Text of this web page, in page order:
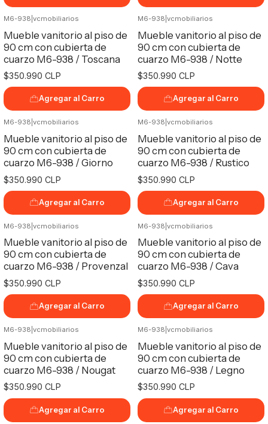
M6-938 vcmobiliarios
Mueble vanitorio al piso de
90 cm con cubierta de
cuarzo M6-938 / Toscana
$350.990 CLP
Agregar al Carro
M6-938 vcmobiliarios
Mueble vanitorio al piso de
90 cm con cubierta de
cuarzo M6-938 / Notte
$350.990 CLP
Agregar al Carro
M6-938 vcmobiliarios
Mueble vanitorio al piso de
90 cm con cubierta de
cuarzo M6-938 / Giorno
$350.990 CLP
Agregar al Carro
M6-938 vcmobiliarios
Mueble vanitorio al piso de
90 cm con cubierta de
cuarzo M6-938 / Rustico
$350.990 CLP
Agregar al Carro
M6-938 vcmobiliarios
Mueble vanitorio al piso de
90 cm con cubierta de
cuarzo M6-938 / Provenzal
$350.990 CLP
Agregar al Carro
M6-938 vcmobiliarios
Mueble vanitorio al piso de
90 cm con cubierta de
cuarzo M6-938 / Cava
$350.990 CLP
Agregar al Carro
M6-938 vcmobiliarios
Mueble vanitorio al piso de
90 cm con cubierta de
cuarzo M6-938 / Nougat
$350.990 CLP
Agregar al Carro
M6-938 vcmobiliarios
Mueble vanitorio al piso de
90 cm con cubierta de
cuarzo M6-938 / Legno
$350.990 CLP
Agregar al Carro